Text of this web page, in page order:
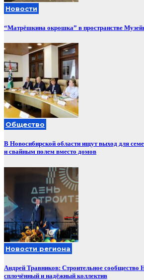
Новости
“Матрёшкина окрошка” в пространстве
Общество
В Новосибирской области ищут выход для
и свайным полем вместо домов
Новости региона
Андрей Травников: Строительное сообщество
сплочённый и надёжный коллектив